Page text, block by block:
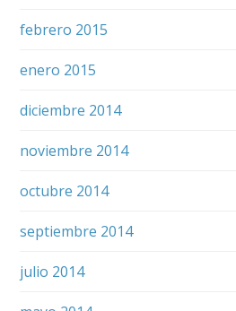
febrero 2015
enero 2015
diciembre 2014
noviembre 2014
octubre 2014
septiembre 2014
julio 2014